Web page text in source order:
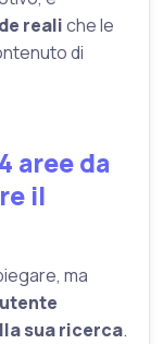
realiche le
di
aree da
il
ma
sua ricerca.